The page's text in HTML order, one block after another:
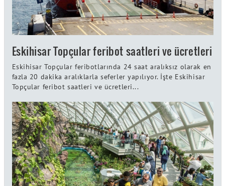
Eskihisar Topçular feribot saatleri ve ücretleri
Eskihisar Topçular feribotlarında 24 saat aralıksız olarak en
fazla 20 dakika aralıklarla seferler yapılıyor. İşte Eskihisar
Topçular feribot saatleri ve ücretleri...